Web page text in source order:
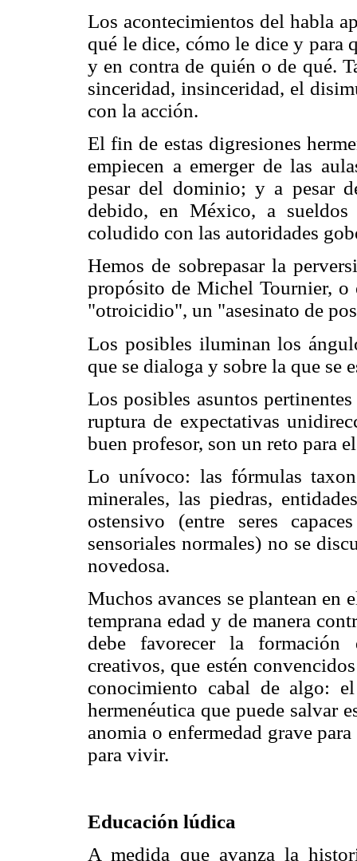
Los acontecimientos del habla
qué le dice, cómo le dice y para
y en contra de quién o de qué.
sinceridad, insinceridad, el
con la acción.
El fin de estas digresiones
empiecen a emerger de las
pesar del dominio; y a pesar
debido, en México, a
coludido con las autoridades
Hemos de sobrepasar la
propósito de Michel Tournier,
"otroicidio", un "asesinato de
Los posibles iluminan los
que se dialoga y sobre la que se
Los posibles asuntos
ruptura de expectativas
buen profesor, son un reto para
Lo unívoco: las fórmulas
minerales, las piedras,
ostensivo (entre seres
sensoriales normales) no se
novedosa.
Muchos avances se plantean en
temprana edad y de manera
debe favorecer la formación
creativos, que estén
conocimiento cabal de algo:
hermenéutica que puede salvar
anomia o enfermedad grave
para vivir.
Educación lúdica
A medida que avanza la